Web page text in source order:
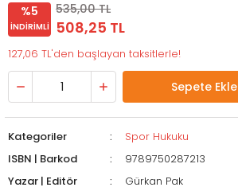
%5
İNDIRIMLI
535,00 TL
508,25 TL
127,06 TL'den başlayan taksitlerle!
Sepete Ekle
Kategoriler
Spor Hukuku
ISBN | Barkod
9789750287213
Yazar | Editör
Gürkan Pak